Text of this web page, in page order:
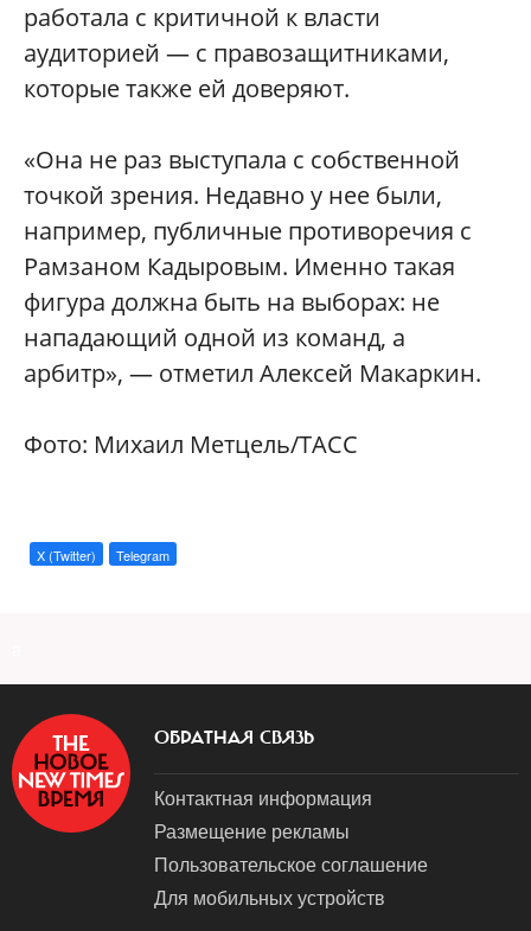
работала с критичной к власти
аудиторией — с правозащитниками,
которые также ей доверяют.
«Она не раз выступала с собственной
точкой зрения. Недавно у нее были,
например, публичные противоречия с
Рамзаном Кадыровым. Именно такая
фигура должна быть на выборах: не
нападающий одной из команд, а
арбитр», — отметил Алексей Макаркин.
Фото: Михаил Метцель/ТАСС
X (Twitter) Telegram
ОБРАТНАЯ СВЯЗЬ
Контактная информация
Размещение рекламы
Пользовательское соглашение
Для мобильных устройств